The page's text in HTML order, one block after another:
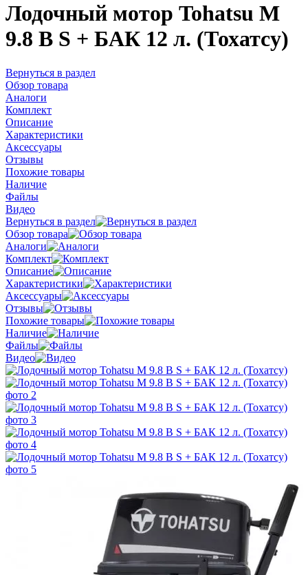
Лодочный мотор Tohatsu M
9.8 B S + БАК 12 л. (Тохатсу)
Вернуться в раздел
Обзор товара
Аналоги
Комплект
Описание
Характеристики
Аксессуары
Отзывы
Похожие товары
Наличие
Файлы
Видео
Вернуться в раздел
Обзор товара
Аналоги
Комплект
Описание
Характеристики
Аксессуары
Отзывы
Похожие товары
Наличие
Файлы
Видео